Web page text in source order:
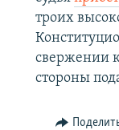
троих
свержении
стороны